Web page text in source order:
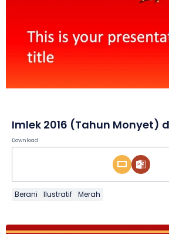
Imlek 2016 (Tahun Monyet)
Download
Berani Ilustratif Merah